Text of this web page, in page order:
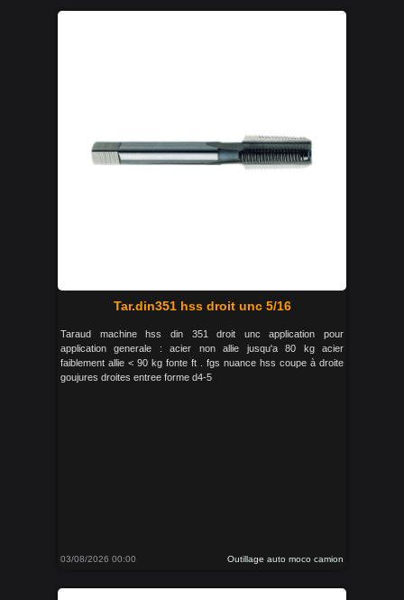
Tar.din351 hss droit unc 5/16
Taraud machine hss din 351 droit unc application pour
application generale : acier non allie jusqu'a 80 kg acier
faiblement allie < 90 kg fonte ft . fgs nuance hss coupe à droite
goujures droites entree forme d4-5
03/08/2026 00:00 Outillage auto moco camion